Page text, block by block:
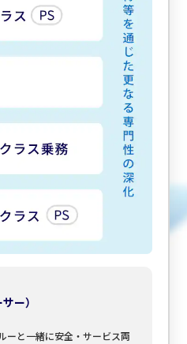
ー）
ーと一緒に安全・サービス両